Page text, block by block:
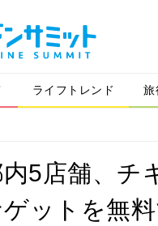
ライフトレンド 旅
内5店舗、
ゲットを無